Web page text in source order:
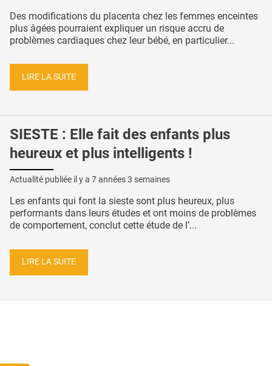
Des modifications du placenta chez les femmes enceintes
plus âgées pourraient expliquer un risque accru de
problèmes cardiaques chez leur bébé, en particulier...
LIRE LA SUITE
SIESTE : Elle fait des enfants plus
heureux et plus intelligents !
Actualité publiée il y a 7 années 3 semaines
Les enfants qui font la sieste sont plus heureux, plus
performants dans leurs études et ont moins de problèmes
de comportement, conclut cette étude de l’...
LIRE LA SUITE